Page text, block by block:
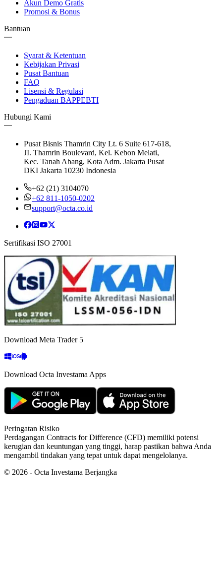
Akun Demo Gratis
Promosi & Bonus
Bantuan
Syarat & Ketentuan
Kebijakan Privasi
Pusat Bantuan
FAQ
Lisensi & Regulasi
Pengaduan BAPPEBTI
Hubungi Kami
Pusat Bisnis Thamrin City Lt. 6 Suite 617-618,
JI. Thamrin Boulevard, Kel. Kebon Melati,
Kec. Tanah Abang, Kota Adm. Jakarta Pusat
DKI Jakarta 10230 Indonesia
+62 (21) 3104070
+62 811-1050-0202
support@octa.co.id
Sertifikasi ISO 27001
Download Meta Trader 5
Download Octa Investama Apps
Peringatan Risiko
Perdagangan Contracts for Difference (CFD) memiliki potensi
kerugian dan keuntungan yang tinggi, harap pastikan bahwa Anda
mengambil tindakan yang tepat untuk dapat mengelolanya.
© 2026 - Octa Investama Berjangka